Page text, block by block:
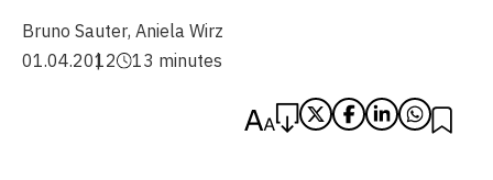
Bruno Sauter, Aniela Wirz
01.04.2012
13 minutes